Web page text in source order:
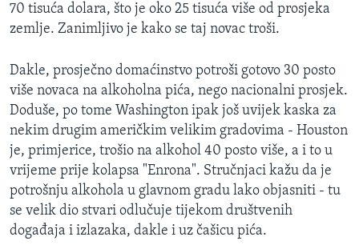
Jezici
70 tisuća dolara, što je oko 25 tisuća više od prosjeka
zemlje. Zanimljivo je kako se taj novac troši.
Dakle, prosječno domaćinstvo potroši gotovo 30 posto
više novaca na alkoholna pića, nego nacionalni prosjek.
Doduše, po tome Washington ipak još uvijek kaska za
nekim drugim američkim velikim gradovima - Houston
je, primjerice, trošio na alkohol 40 posto više, a i to u
vrijeme prije kolapsa "Enrona". Stručnjaci kažu da je
potrošnju alkohola u glavnom gradu lako objasniti - tu
se velik dio stvari odlučuje tijekom društvenih
događaja i izlazaka, dakle i uz čašicu pića.